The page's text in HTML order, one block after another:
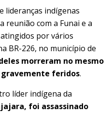
lideranças indígenas
reunião com a Funai e a
por vários
BR-226, no município de
morreram no mesmo
feridos.
líder indígena da
foi assassinado